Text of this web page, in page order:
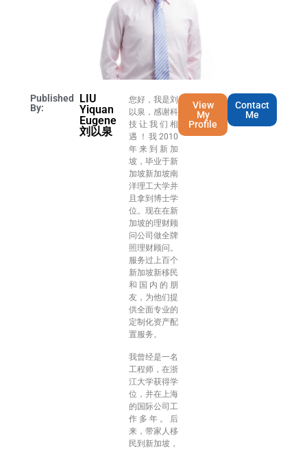
Published
By:
LIU
Yiquan
Eugene
刘以泉
您好，我是刘
以泉，感谢科
技让我们相
遇！我2010
年来到新加
坡，毕业于新
加坡新加坡南
洋理工大学并
且拿到博士学
位。现在在新
加坡的理财顾
问公司做全牌
照理财顾问。
服务过上百个
新加坡新移民
和国内的朋
友，为他们提
供全面专业的
定制化资产配
置服务。
我曾经是一名
工程师，在浙
江大学获得学
位，并在上海
的国际公司工
作多年。后
来，带家人移
民到新加坡，
View
My
Profile
Contact
Me